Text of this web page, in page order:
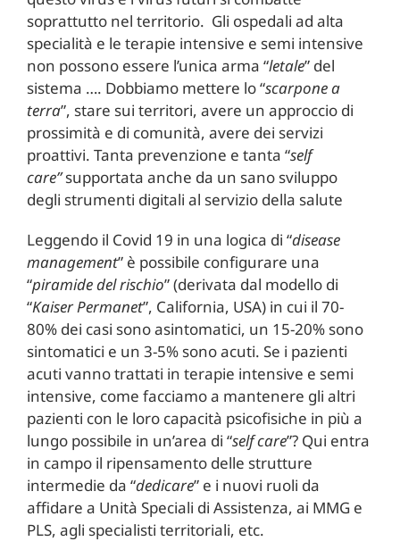
soprattutto nel territorio. Gli ospedali ad alta
specialità e le terapie intensive e semi intensive
non possono essere l’unica arma “letale” del
sistema …. Dobbiamo mettere lo “scarpone a
terra”, stare sui territori, avere un approccio di
prossimità e di comunità, avere dei servizi
proattivi. Tanta prevenzione e tanta “self
care”supportata anche da un sano sviluppo
degli strumenti digitali al servizio della salute
Leggendo il Covid 19 in una logica di “disease
management” è possibile configurare una
“piramide del rischio” (derivata dal modello di
“Kaiser Permanet”, California, USA) in cui il 70-
80% dei casi sono asintomatici, un 15-20% sono
sintomatici e un 3-5% sono acuti. Se i pazienti
acuti vanno trattati in terapie intensive e semi
intensive, come facciamo a mantenere gli altri
pazienti con le loro capacità psicofisiche in più a
lungo possibile in un’area di “self care”? Qui entra
in campo il ripensamento delle strutture
intermedie da “dedicare” e i nuovi ruoli da
affidare a Unità Speciali di Assistenza, ai MMG e
PLS, agli specialisti territoriali, etc.